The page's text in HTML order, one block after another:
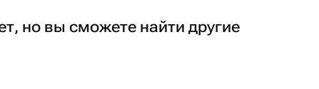
но вы сможете найти другие